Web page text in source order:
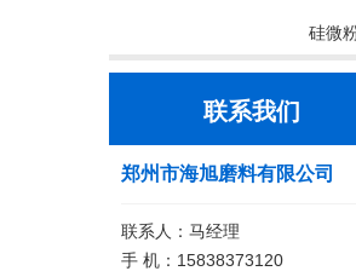
硅微
联系我们
郑州市海旭磨料有限公司
联系人：马经理
手 机：15838373120